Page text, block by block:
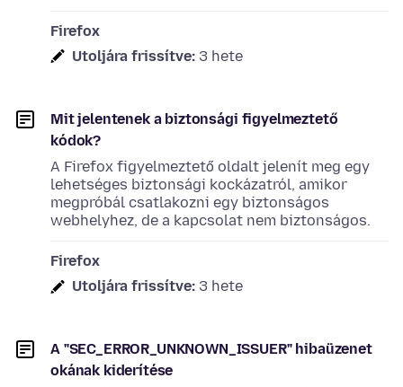
Firefox
Utoljára frissítve: 3 hete
Mit jelentenek a biztonsági figyelmeztető
kódok?
A Firefox figyelmeztető oldalt jelenít meg egy
lehetséges biztonsági kockázatról, amikor
megpróbál csatlakozni egy biztonságos
webhelyhez, de a kapcsolat nem biztonságos.
Firefox
Utoljára frissítve: 3 hete
A "SEC_ERROR_UNKNOWN_ISSUER" hibaüzenet
okának kiderítése